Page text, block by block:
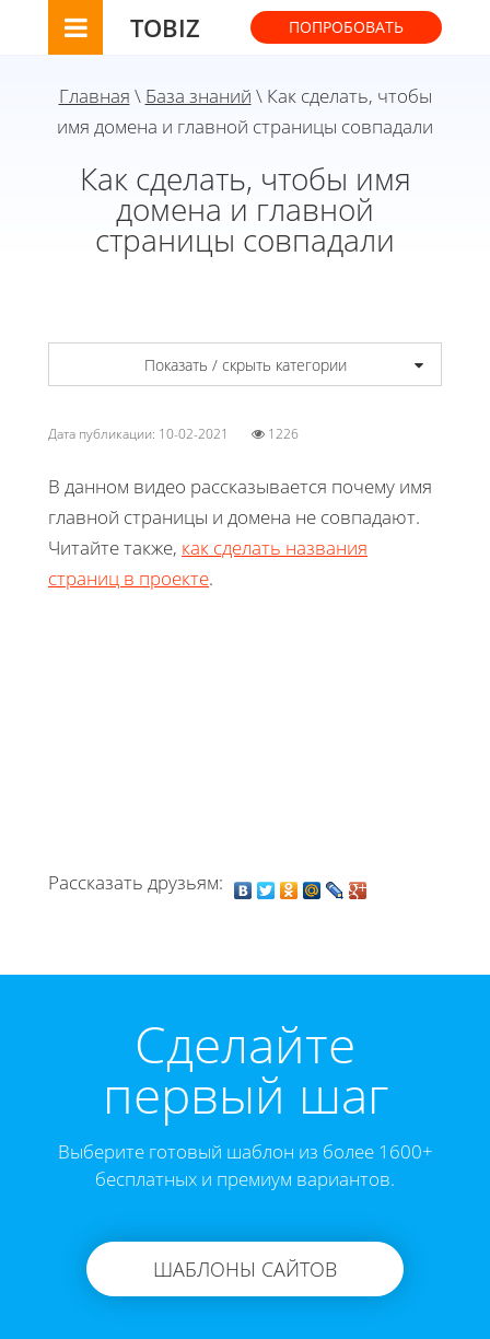
TOBIZ ПОПРОБОВАТЬ
Главная \ База знаний \ Как сделать, чтобы
имя домена и главной страницы совпадали
Как сделать, чтобы имя
домена и главной
страницы совпадали
Показать / скрыть категории
Дата публикации: 10-02-2021 1226
В данном видео рассказывается почему имя
главной страницы и домена не совпадают.
Читайте также, как сделать названия
страниц в проекте.
Рассказать друзьям:
Cделайте
первый шаг
Выберите готовый шаблон из более 1600+
бесплатных и премиум вариантов.
ШАБЛОНЫ САЙТОВ